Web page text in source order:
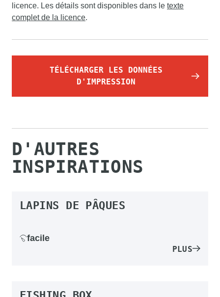
licence. Les détails sont disponibles dans le texte
complet de la licence.
TÉLÉCHARGER LES DONNÉES
D'IMPRESSION
D'AUTRES
INSPIRATIONS
LAPINS DE PÂQUES
facile
PLUS